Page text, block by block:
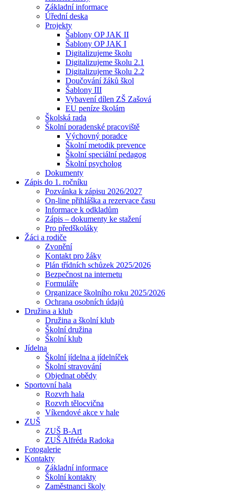
Základní informace
Úřední deska
Projekty
Šablony OP JAK II
Šablony OP JAK I
Digitalizujeme školu
Digitalizujeme školu 2.1
Digitalizujeme školu 2.2
Doučování žáků škol
Šablony III
Vybavení dílen ZŠ Zašová
EU peníze školám
Školská rada
Školní poradenské pracoviště
Výchovný poradce
Školní metodik prevence
Školní speciální pedagog
Školní psycholog
Dokumenty
Zápis do 1. ročníku
Pozvánka k zápisu 2026/2027
On-line přihláška a rezervace času
Informace k odkladům
Zápis – dokumenty ke stažení
Pro předškoláky
Žáci a rodiče
Zvonění
Kontakt pro žáky
Plán třídních schůzek 2025/2026
Bezpečnost na internetu
Formuláře
Organizace školního roku 2025/2026
Ochrana osobních údajů
Družina a klub
Družina a školní klub
Školní družina
Školní klub
Jídelna
Školní jídelna a jídelníček
Školní stravování
Objednat obědy
Sportovní hala
Rozvrh hala
Rozvrh tělocvična
Víkendové akce v hale
ZUŠ
ZUŠ B-Art
ZUŠ Alfréda Radoka
Fotogalerie
Kontakty
Základní informace
Školní kontakty
Zaměstnanci školy